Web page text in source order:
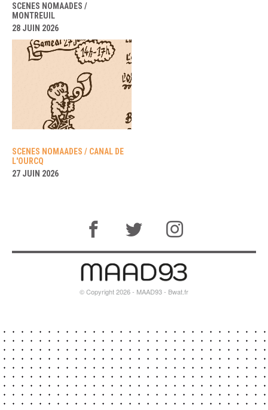
SCENES NOMAADES /
MONTREUIL
28 JUIN 2026
SCENES NOMAADES / CANAL DE
L'OURCQ
27 JUIN 2026
© Copyright 2026 - MAAD93 - Bwat.fr